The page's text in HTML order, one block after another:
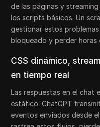
de las páginas y
los scripts básicos. Un
gestionar estos
bloqueado y perder horas
CSS dinámico,
en tiempo real
Las respuestas en el chat
estático. ChatGPT
eventos enviados desde